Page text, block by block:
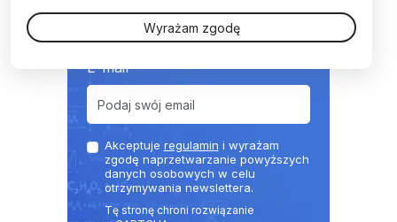
do naszego newslettera
E-mail
Akceptuje regulamin i wyrażam
zgodę naprzetwarzanie powyższych
danych osobowych w celu
otrzymywania newslettera.
Wyrażam zgodę